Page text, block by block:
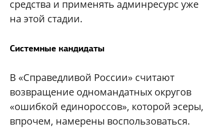
средства и применять админресурс уже
на этой стадии.
Системные кандидаты
В «Справедливой России» считают
возвращение одномандатных округов
«ошибкой единороссов», которой эсеры,
впрочем, намерены воспользоваться.